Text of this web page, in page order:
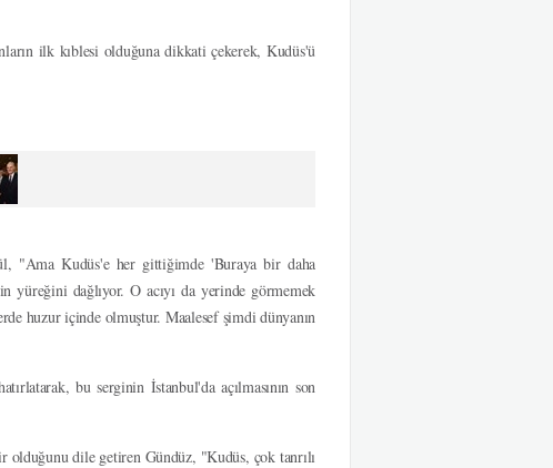
ilk kıblesi olduğuna dikkati çekerek, Kudüs'ü
"Ama Kudüs'e her gittiğimde 'Buraya bir daha
yüreğini dağlıyor. O acıyı da yerinde görmemek
huzur içinde olmuştur. Maalesef şimdi dünyanın
bu serginin İstanbul'da açılmasının son
olduğunu dile getiren Gündüz, "Kudüs, çok tanrılı